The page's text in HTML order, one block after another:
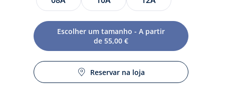
Escolher um tamanho - A partir
de 55,00 €
Reservar na loja